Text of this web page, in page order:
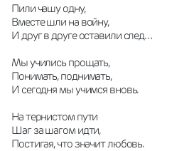
Пили чашу одну,
Вместе шли на войну,
И друг в друге оставили след…
Мы учились прощать,
Понимать, поднимать,
И сегодня мы учимся вновь.
На тернистом пути
Шаг за шагом идти,
Постигая, что значит любовь.